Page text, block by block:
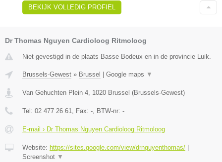
BEKIJK VOLLEDIG PROFIEL
Dr Thomas Nguyen Cardioloog Ritmoloog
Niet gevestigd in de plaats Basse Bodeux en in de provincie Luik.
Brussels-Gewest » Brussel | Google maps ▼
Van Gehuchten Plein 4 1020 Brussel (Brussels-Gewest)
Tel: 02 477 26 61 , Fax: - , BTW-nr: -
E-mail › Dr Thomas Nguyen Cardioloog Ritmoloog
Website: https://sites.google.com/view/drnguyenthomas/ |
Screenshot ▼